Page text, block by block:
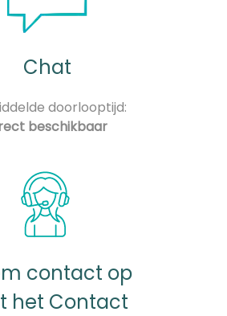
Chat
doorlooptijd:
beschikbaar
contact op
het Contact